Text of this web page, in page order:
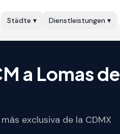
Städte ▾ Dienstleistungen ▾
a Lomas de
exclusiva de la CDMX